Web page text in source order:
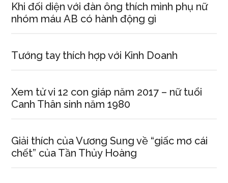
Khi đối diện với đàn ông thích mình phụ nữ
nhóm máu AB có hành động gì
Tướng tay thích hợp với Kinh Doanh
Xem tử vi 12 con giáp năm 2017 – nữ tuổi
Canh Thân sinh năm 1980
Giải thích của Vương Sung về “giấc mơ cái
chết” của Tần Thủy Hoàng